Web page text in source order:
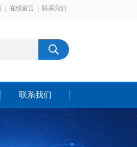
在线留言 联系我们
联系我们